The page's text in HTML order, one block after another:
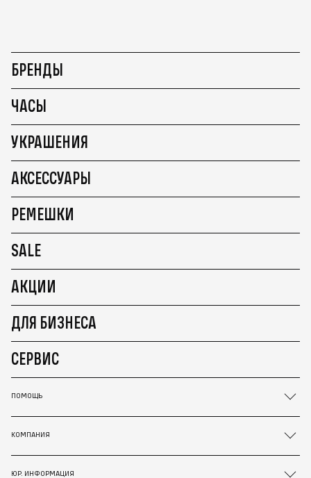
БРЕНДЫ
ЧАСЫ
УКРАШЕНИЯ
АКСЕССУАРЫ
РЕМЕШКИ
SALE
АКЦИИ
ДЛЯ БИЗНЕСА
СЕРВИС
ПОМОЩЬ
КОМПАНИЯ
ЮР. ИНФОРМАЦИЯ